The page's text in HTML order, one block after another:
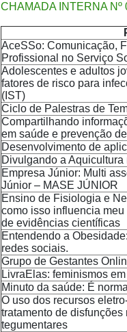
CHAMADA INTERNA
AceSSo: Comunicação,
Profissional no Serviço
Adolescentes e adultos
fatores de risco para
(IST)
Ciclo de Palestras de
Compartilhando
em saúde e prevenção
Desenvolvimento de
Divulgando a
Empresa Júnior: Multi
Júnior – MASE JÚNIOR
Ensino de Fisiologia e
como isso influencia
de evidências científicas
Entendendo a
redes sociais.
Grupo de Gestantes
LivraElas: feminismos
Minuto da saúde: É
O uso dos recursos
tratamento de
tegumentares